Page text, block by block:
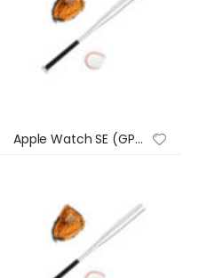
Apple Watch SE (GPS) – Caja de aluminio en plata de 44 mm – Correa deportiva en color abismo – Talla única